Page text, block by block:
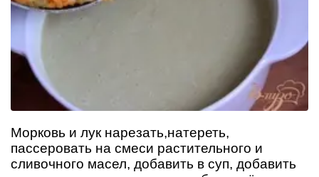
Морковь и лук нарезать,натереть,
пассеровать на смеси растительного и
сливочного масел, добавить в суп, добавить